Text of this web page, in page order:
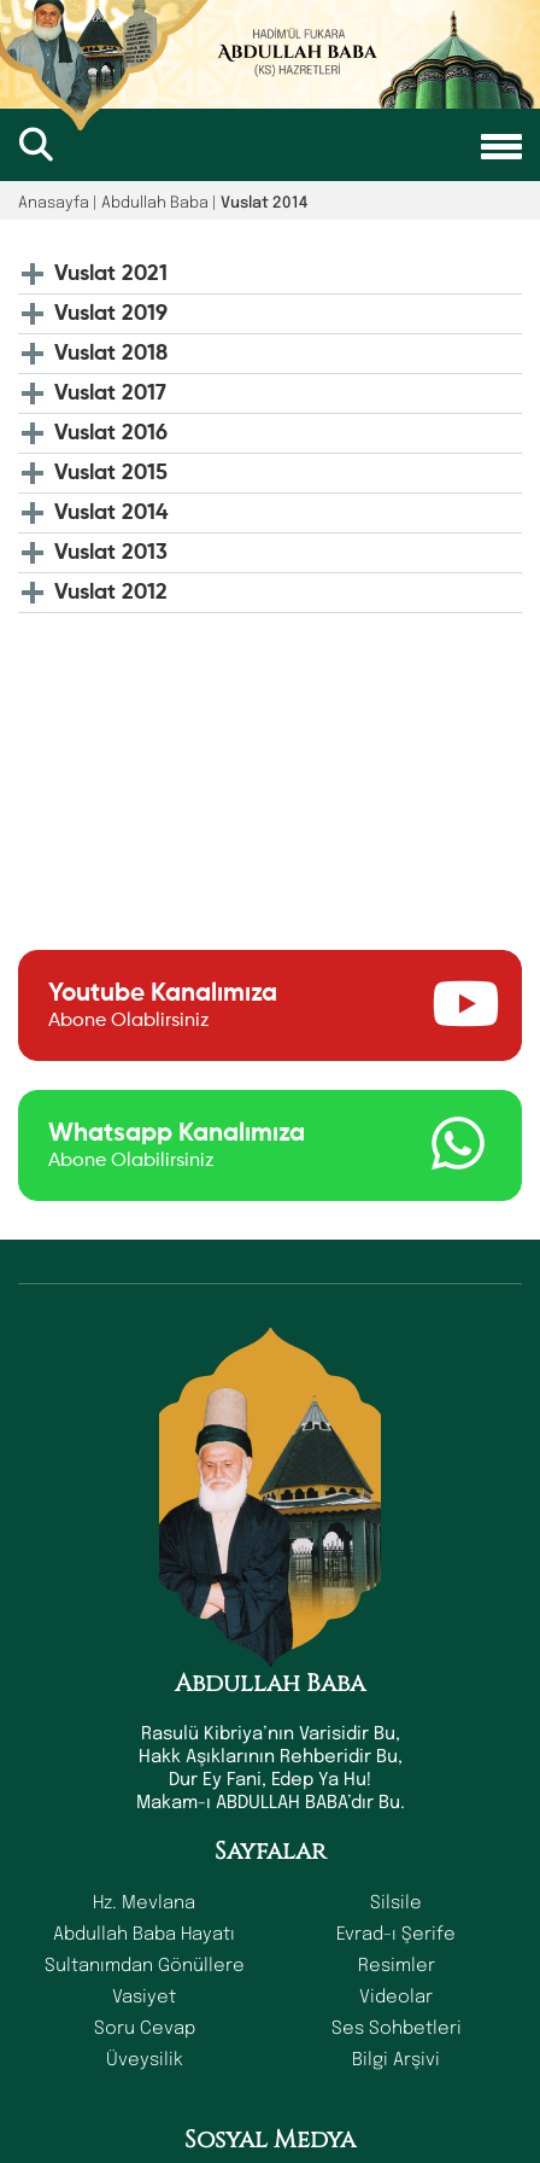
Anasayfa | Abdullah Baba | Vuslat 2014
Vuslat 2021
Vuslat 2019
Vuslat 2018
Vuslat 2017
Vuslat 2016
Vuslat 2015
Vuslat 2014
Vuslat 2013
Vuslat 2012
Youtube Kanalımıza
Abone Olablirsiniz
Whatsapp Kanalımıza
Abone Olabilirsiniz
Abdullah Baba
Rasulü Kibriya’nın Varisidir Bu,
Hakk Aşıklarının Rehberidir Bu,
Dur Ey Fani, Edep Ya Hu!
Makam-ı ABDULLAH BABA’dır Bu.
Sayfalar
Hz. Mevlana
Abdullah Baba Hayatı
Sultanımdan Gönüllere
Vasiyet
Soru Cevap
Üveysilik
Silsile
Evrad-ı Şerife
Resimler
Videolar
Ses Sohbetleri
Bilgi Arşivi
Sosyal Medya